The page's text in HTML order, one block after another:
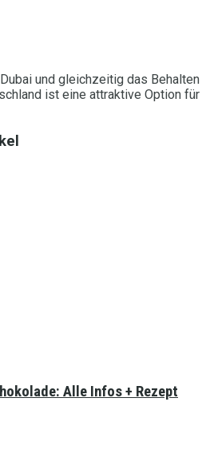
und gleichzeitig das Behalten
ist eine attraktive Option für
Alle Infos + Rezept